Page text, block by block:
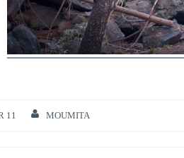
11 MOUMITA